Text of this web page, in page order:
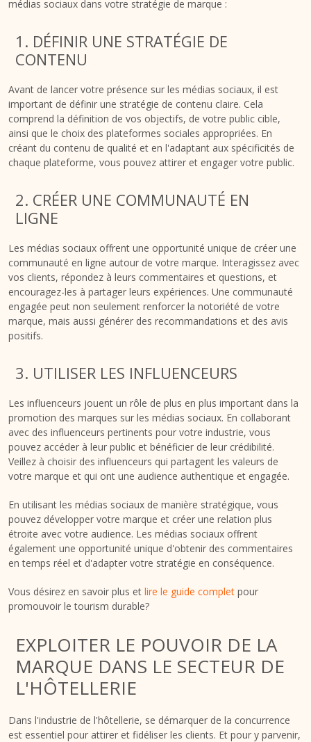
médias sociaux dans votre stratégie de marque :
1. DÉFINIR UNE STRATÉGIE DE
CONTENU
Avant de lancer votre présence sur les médias sociaux, il est
important de définir une stratégie de contenu claire. Cela
comprend la définition de vos objectifs, de votre public cible,
ainsi que le choix des plateformes sociales appropriées. En
créant du contenu de qualité et en l'adaptant aux spécificités de
chaque plateforme, vous pouvez attirer et engager votre public.
2. CRÉER UNE COMMUNAUTÉ EN
LIGNE
Les médias sociaux offrent une opportunité unique de créer une
communauté en ligne autour de votre marque. Interagissez avec
vos clients, répondez à leurs commentaires et questions, et
encouragez-les à partager leurs expériences. Une communauté
engagée peut non seulement renforcer la notoriété de votre
marque, mais aussi générer des recommandations et des avis
positifs.
3. UTILISER LES INFLUENCEURS
Les influenceurs jouent un rôle de plus en plus important dans la
promotion des marques sur les médias sociaux. En collaborant
avec des influenceurs pertinents pour votre industrie, vous
pouvez accéder à leur public et bénéficier de leur crédibilité.
Veillez à choisir des influenceurs qui partagent les valeurs de
votre marque et qui ont une audience authentique et engagée.
En utilisant les médias sociaux de manière stratégique, vous
pouvez développer votre marque et créer une relation plus
étroite avec votre audience. Les médias sociaux offrent
également une opportunité unique d'obtenir des commentaires
en temps réel et d'adapter votre stratégie en conséquence.
Vous désirez en savoir plus et lire le guide complet pour
promouvoir le tourism durable?
EXPLOITER LE POUVOIR DE LA
MARQUE DANS LE SECTEUR DE
L'HÔTELLERIE
Dans l'industrie de l'hôtellerie, se démarquer de la concurrence
est essentiel pour attirer et fidéliser les clients. Et pour y parvenir,